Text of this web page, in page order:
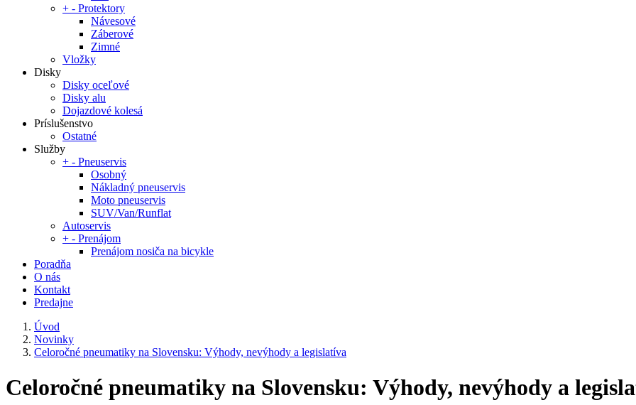
+ - Protektory
Návesové
Záberové
Zimné
Vložky
Disky
Disky oceľové
Disky alu
Dojazdové kolesá
Príslušenstvo
Ostatné
Služby
+ - Pneuservis
Osobný
Nákladný pneuservis
Moto pneuservis
SUV/Van/Runflat
Autoservis
+ - Prenájom
Prenájom nosiča na bicykle
Poradňa
O nás
Kontakt
Predajne
Úvod
Novinky
Celoročné pneumatiky na Slovensku: Výhody, nevýhody a legislatíva
Celoročné pneumatiky na Slovensku: Výhody, nevýhody a